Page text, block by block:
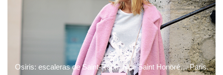
Osiris: escaleras de Saint-Roch, Rue Saint Honoré… Paris.